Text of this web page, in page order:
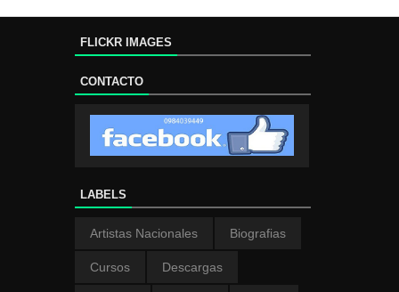
FLICKR IMAGES
CONTACTO
LABELS
Artistas Nacionales Biografias
Cursos Descargas